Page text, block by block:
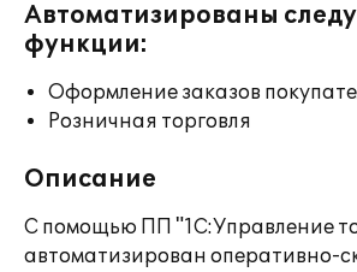
Автоматизированы
функции:
Оформление заказов
Розничная торговля
Описание
С помощью ПП "1С:Управление
автоматизирован оперативно-